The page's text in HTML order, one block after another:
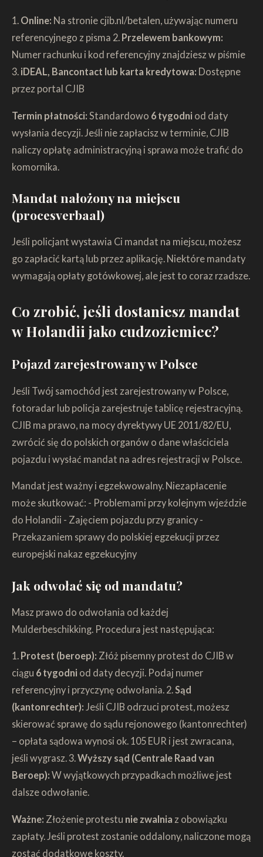
1. Online: Na stronie cjib.nl/betalen, używając numeru
referencyjnego z pisma 2. Przelewem bankowym:
Numer rachunku i kod referencyjny znajdziesz w piśmie
3. iDEAL, Bancontact lub karta kredytowa: Dostępne
przez portal CJIB
Termin płatności: Standardowo 6 tygodni od daty
wysłania decyzji. Jeśli nie zapłacisz w terminie, CJIB
naliczy opłatę administracyjną i sprawa może trafić do
komornika.
Mandat nałożony na miejscu
(procesverbaal)
Jeśli policjant wystawia Ci mandat na miejscu, możesz
go zapłacić kartą lub przez aplikację. Niektóre mandaty
wymagają opłaty gotówkowej, ale jest to coraz rzadsze.
Co zrobić, jeśli dostaniesz mandat
w Holandii jako cudzoziemiec?
Pojazd zarejestrowany w Polsce
Jeśli Twój samochód jest zarejestrowany w Polsce,
fotoradar lub policja zarejestruje tablicę rejestracyjną.
CJIB ma prawo, na mocy dyrektywy UE 2011/82/EU,
zwrócić się do polskich organów o dane właściciela
pojazdu i wysłać mandat na adres rejestracji w Polsce.
Mandat jest ważny i egzekwowalny. Niezapłacenie
może skutkować: - Problemami przy kolejnym wjeździe
do Holandii - Zajęciem pojazdu przy granicy -
Przekazaniem sprawy do polskiej egzekucji przez
europejski nakaz egzekucyjny
Jak odwołać się od mandatu?
Masz prawo do odwołania od każdej
Mulderbeschikking. Procedura jest następująca:
1. Protest (beroep): Złóż pisemny protest do CJIB w
ciągu 6 tygodni od daty decyzji. Podaj numer
referencyjny i przyczynę odwołania. 2.Sąd
(kantonrechter): Jeśli CJIB odrzuci protest, możesz
skierować sprawę do sądu rejonowego (kantonrechter)
– opłata sądowa wynosi ok. 105 EUR i jest zwracana,
jeśli wygrasz. 3.Wyższy sąd (Centrale Raad van
Beroep): W wyjątkowych przypadkach możliwe jest
dalsze odwołanie.
Ważne: Złożenie protestu nie zwalnia z obowiązku
zapłaty. Jeśli protest zostanie oddalony, naliczone mogą
zostać dodatkowe koszty.